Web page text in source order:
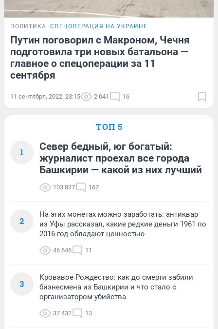
ПОЛИТИКА СПЕЦОПЕРАЦИЯ НА УКРАИНЕ
Путин поговорил с Макроном, Чечня
подготовила три новых батальона —
главное о спецоперации за 11
сентября
11 сентября, 2022, 23:15 2 041 16
ТОП 5
1
Север бедный, юг богатый:
журналист проехал все города
Башкирии — какой из них лучший
103 837 167
2
На этих монетах можно заработать: антиквар
из Уфы рассказал, какие редкие деньги 1961 по
2016 год обладают ценностью
46 646 11
3
Кровавое Рождество: как до смерти забили
бизнесмена из Башкирии и что стало с
организатором убийства
37 432 13